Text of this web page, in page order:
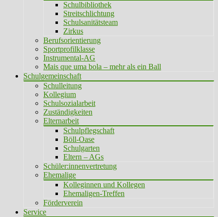
Schulbibliothek
Streitschlichtung
Schulsanitätsteam
Zirkus
Berufsorientierung
Sportprofilklasse
Instrumental-AG
Mais que uma bola – mehr als ein Ball
Schulgemeinschaft
Schulleitung
Kollegium
Schulsozialarbeit
Zuständigkeiten
Elternarbeit
Schulpflegschaft
Böll-Oase
Schulgarten
Eltern – AGs
Schüler:innenvertretung
Ehemalige
Kolleginnen und Kollegen
Ehemaligen-Treffen
Förderverein
Service